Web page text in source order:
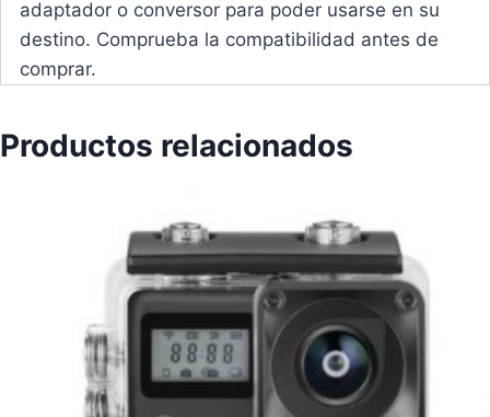
adaptador o conversor para poder usarse en su
destino. Comprueba la compatibilidad antes de
comprar.
Productos relacionados